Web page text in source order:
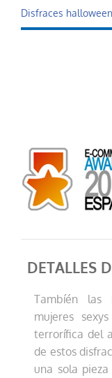
Disfraces
DETALLES
Tambíén las
mujeres
terrorífica del
de estos
una sola